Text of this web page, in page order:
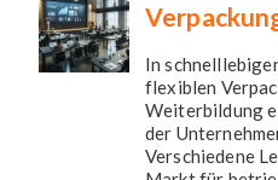
In
flexiblen
Weiterbildung
der
Verschiedene